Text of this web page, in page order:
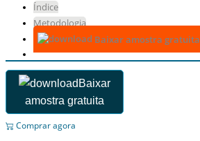
Índice
Metodologia
Baixar amostra gratuita
Baixar
amostra gratuita
Comprar agora